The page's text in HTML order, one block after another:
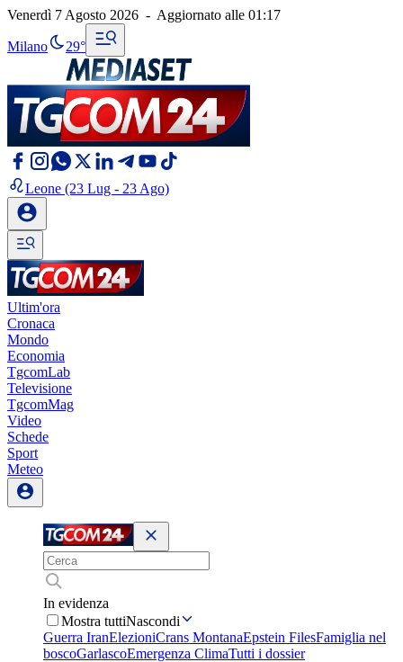
Venerdì 7 Agosto 2026 - Aggiornato alle 01:17
Milano 29°
Leone (23 Lug - 23 Ago)
Ultim'ora
Cronaca
Mondo
Economia
TgcomLab
Televisione
TgcomMag
Video
Schede
Sport
Meteo
In evidenza
Mostra tuttiNascondi
Guerra IranElezioniCrans MontanaEpstein FilesFamiglia nel
boscoGarlascoEmergenza ClimaTutti i dossier